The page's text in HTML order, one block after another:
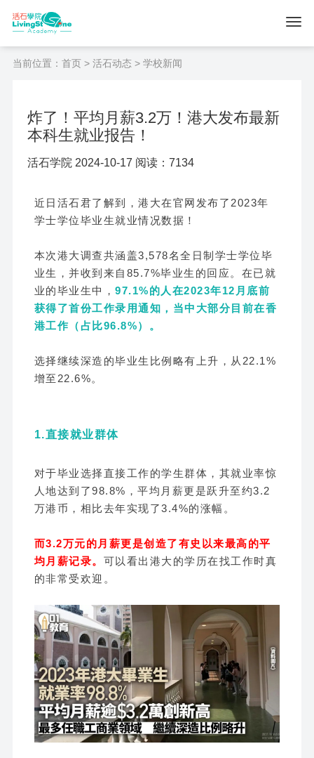
当前位置： 首页> 活石动态> 学校新闻
炸了！平均月薪3.2万！港大发布最新
本科生就业报告！
活石学院 2024-10-17 阅读：7134
近日活石君了解到，港大在官网发布了2023年
学士学位毕业生就业情况数据！
本次港大调查共涵盖3,578名全日制学士学位毕
业生，并收到来自85.7%毕业生的回应。在已就
业的毕业生中，97.1%的人在2023年12月底前
获得了首份工作录用通知，当中大部分目前在香
港工作（占比96.8%）。
选择继续深造的毕业生比例略有上升，从22.1%
增至22.6%。
1.直接就业群体
对于毕业选择直接工作的学生群体，其就业率惊
人地达到了98.8%，平均月薪更是跃升至约3.2
万港币，相比去年实现了3.4%的涨幅。
而3.2万元的月薪更是创造了有史以来最高的平
均月薪记录。 可以看出港大的学历在找工作时真
的非常受欢迎。